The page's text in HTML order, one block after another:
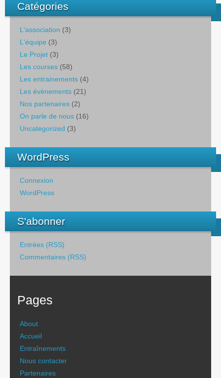
Catégories
L'association (3)
L'équipe (3)
Le Projet (3)
Les courses (58)
Les entrainements (4)
Les évènements (21)
Nos partenaires (2)
On parle de nous (16)
Uncategorized (3)
WordPress
Connexion
WordPress
S'abonner
Entrées (RSS)
Commentaires (RSS)
Pages
About
Accueil
Entraînements
Nous contacter
Partenaires